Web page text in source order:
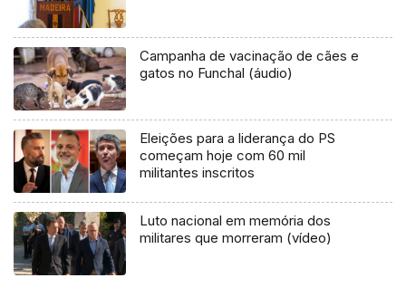
Campanha de vacinação de cães e
gatos no Funchal (áudio)
Eleições para a liderança do PS
começam hoje com 60 mil
militantes inscritos
Luto nacional em memória dos
militares que morreram (vídeo)